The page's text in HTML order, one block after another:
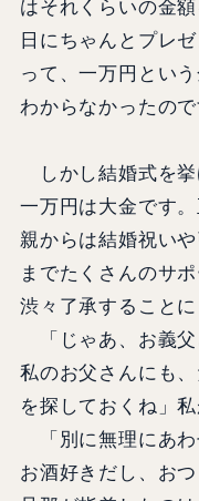
はそれくらいの金
日にちゃんとプレ
って、一万円とい
わからなかったので
しかし結婚式を挙
一万円は大金です
親からは結婚祝い
までたくさんのサ
渋々了承することに
「じゃあ、お義父
私のお父さんにも
を探しておくね」
「別に無理にあわ
お酒好きだし、お